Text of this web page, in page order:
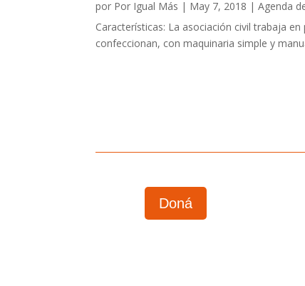
por Por Igual Más | May 7, 2018 |Agenda
Características: La asociación civil trabaja
confeccionan, con maquinaria simple y
Doná